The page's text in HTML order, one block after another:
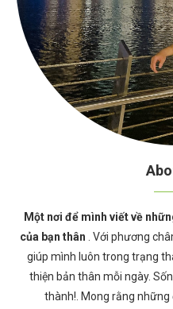
Một nơi để mình viết về
của bạn thân
. Với phương
giúp mình luôn trong trạng
thiện bản thân mỗi ngày.
thành!. Mong rằng những